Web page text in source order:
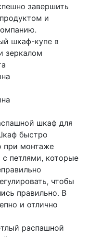
завершить
и
шкаф-купе в
зеркалом
шкаф для
быстро
при монтаже
петлями, которые
чтобы
правильно. В
и отлично
распашной